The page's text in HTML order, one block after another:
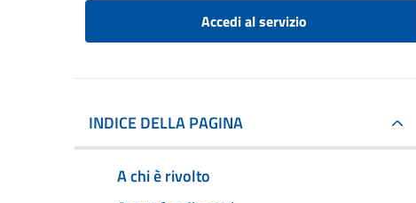
Accedi al servizio
INDICE DELLA PAGINA
A chi è rivolto